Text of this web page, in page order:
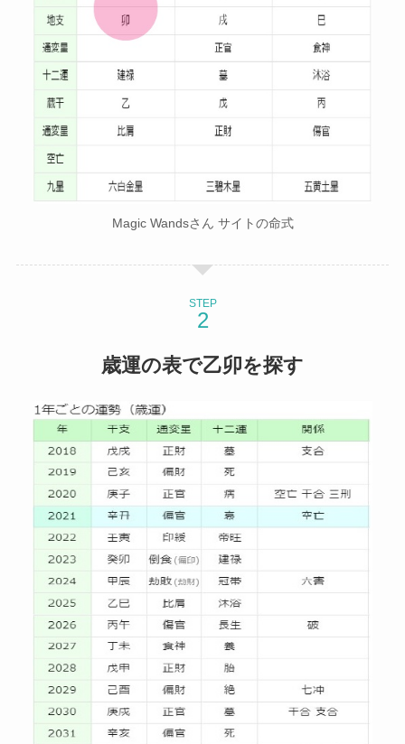
Magic Wandsさん サイトの命式
STEP
歳運の表で乙卯を探す